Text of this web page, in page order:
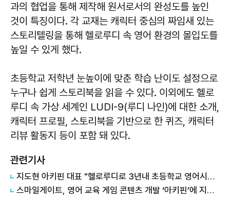
과의 협업을 통해 제작해 원서로서의 완성도를 높인
것이 특징이다. 각 교재는 캐릭터 중심의 짜임새 있는
스토리텔링을 통해 헬로루디 속 영어 환경의 몰입도를
높일 수 있게 했다.
초등학교 저학년 눈높이에 맞춘 학습 난이도 설정으로
누구나 쉽게 스토리북을 읽을 수 있다. 이외에도 헬로
루디 속 가상 세계인 LUDI-9(루디 나인)에 대한 소개,
캐릭터 프로필, 스토리북을 기반으로 한 퀴즈, 캐릭터
리뷰 활동지 등이 포함 돼 있다.
관련기사
지도현 아키핀 대표 "헬로루디로 3년내 초등학교 영어시장 석권할 것"
스마일게이트, 영어 교육 게임 콘텐츠 개발 ‘아키핀’에 지분투자